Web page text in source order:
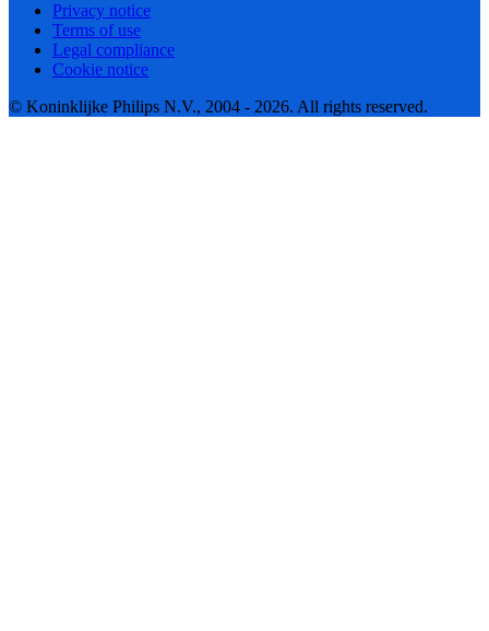
Privacy notice
Terms of use
Legal compliance
Cookie notice
© Koninklijke Philips N.V., 2004 - 2026. All rights reserved.